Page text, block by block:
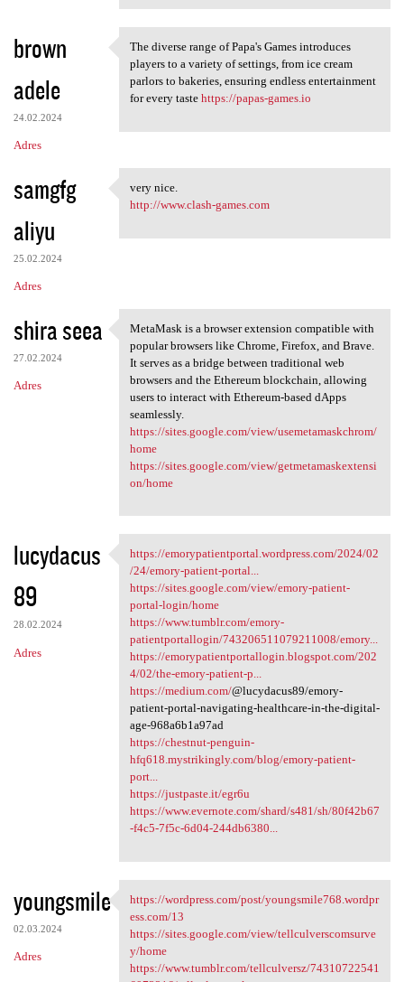
brown
adele
24.02.2024
Adres
The diverse range of Papa's
The diverse range of Papa's Games introduces
players to a variety of settings, from ice cream
parlors to bakeries, ensuring endless entertainment
for every taste https://papas-games.io
samgfg
aliyu
25.02.2024
Adres
very nice.
very nice.
http://www.clash-games.com
shira seea
27.02.2024
Adres
MetaMask is a browser
MetaMask is a browser extension compatible with
popular browsers like Chrome, Firefox, and Brave.
It serves as a bridge between traditional web
browsers and the Ethereum blockchain, allowing
users to interact with Ethereum-based dApps
seamlessly.
https://sites.google.com/view/usemetamaskchrom/
home
https://sites.google.com/view/getmetamaskextensi
on/home
lucydacus
89
28.02.2024
Adres
https://emorypatientportal
https://emorypatientportal.wordpress.com/2024/02
/24/emory-patient-portal...
https://sites.google.com/view/emory-patient-
portal-login/home
https://www.tumblr.com/emory-
patientportallogin/743206511079211008/emory...
https://emorypatientportallogin.blogspot.com/202
4/02/the-emory-patient-p...
https://medium.com/@lucydacus89/emory-
patient-portal-navigating-healthcare-in-the-digital-
age-968a6b1a97ad
https://chestnut-penguin-
hfq618.mystrikingly.com/blog/emory-patient-
port...
https://justpaste.it/egr6u
https://www.evernote.com/shard/s481/sh/80f42b67
-f4c5-7f5c-6d04-244db6380...
youngsmile
02.03.2024
Adres
https://wordpress.com/post
https://wordpress.com/post/youngsmile768.wordpr
ess.com/13
https://sites.google.com/view/tellculverscomsurve
y/home
https://www.tumblr.com/tellculversz/74310722541